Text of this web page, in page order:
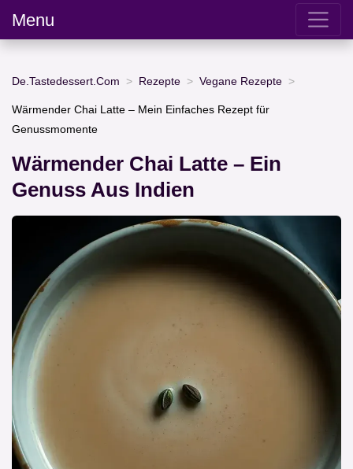
Menu
De.Tastedessert.Com Rezepte Vegane Rezepte
Wärmender Chai Latte – Mein Einfaches Rezept für
Genussmomente
Wärmender Chai Latte – Ein
Genuss Aus Indien